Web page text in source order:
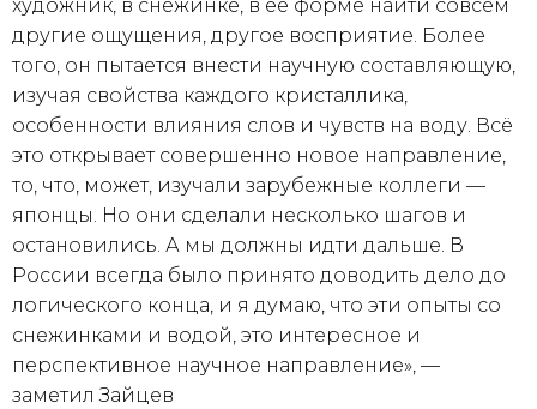
художник, в снежинке, в её форме найти совсем
другие ощущения, другое восприятие. Более
того, он пытается внести научную составляющую,
изучая свойства каждого кристаллика,
особенности влияния слов и чувств на воду. Всё
это открывает совершенно новое направление,
то, что, может, изучали зарубежные коллеги —
японцы. Но они сделали несколько шагов и
остановились. А мы должны идти дальше. В
России всегда было принято доводить дело до
логического конца, и я думаю, что эти опыты со
снежинками и водой, это интересное и
перспективное научное направление», —
заметил Зайцев